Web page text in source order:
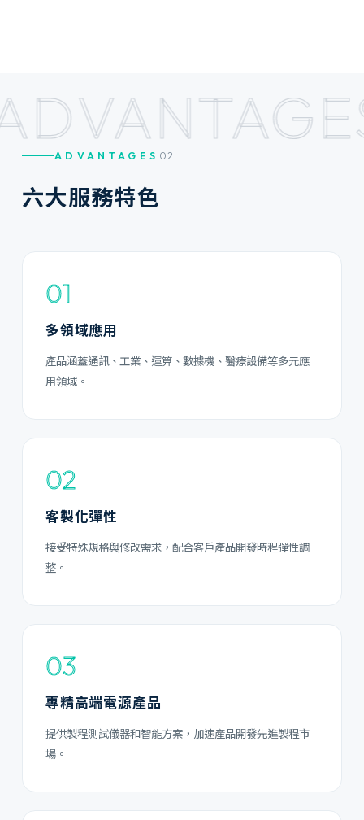
ADVANTAGES 02
六大服務特色
01
多領域應用
產品涵蓋通訊、工業、運算、數據機、醫療設備等多元應
用領域。
02
客製化彈性
接受特殊規格與修改需求，配合客戶產品開發時程彈性調
整。
03
專精高端電源產品
提供製程測試儀器和智能方案，加速產品開發先進製程市
場。